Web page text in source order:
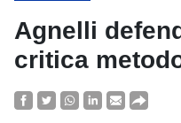
Agnelli
critica